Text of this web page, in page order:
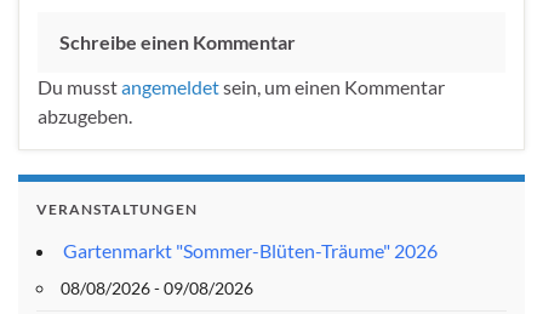
Schreibe einen Kommentar
Du musstangemeldetsein, um einen Kommentar
abzugeben.
VERANSTALTUNGEN
Gartenmarkt "Sommer-Blüten-Träume" 2026
08/08/2026 - 09/08/2026